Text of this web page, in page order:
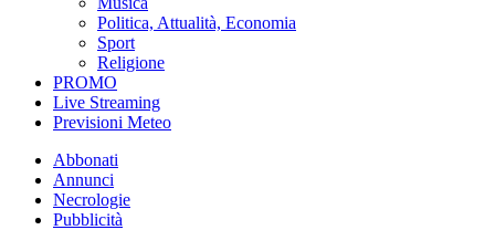
Politica, Attualità, Economia
Sport
Religione
PROMO
Live Streaming
Previsioni Meteo
Abbonati
Annunci
Necrologie
Pubblicità